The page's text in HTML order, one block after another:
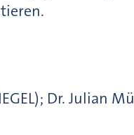
Dr. Julian